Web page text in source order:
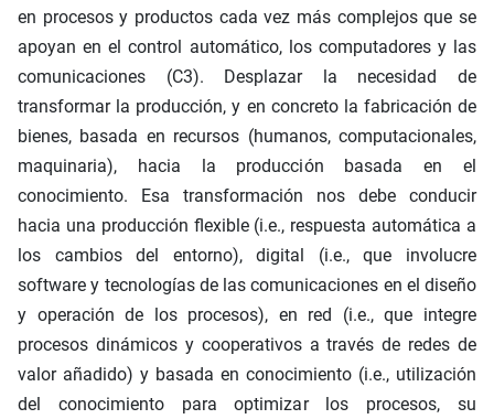
en procesos y productos cada vez más complejos que se
apoyan en el control automático, los computadores y las
comunicaciones (C3). Desplazar la necesidad de
transformar la producción, y en concreto la fabricación de
bienes, basada en recursos (humanos, computacionales,
maquinaria), hacia la producción basada en el
conocimiento. Esa transformación nos debe conducir
hacia una producción flexible (i.e., respuesta automática a
los cambios del entorno), digital (i.e., que involucre
software y tecnologías de las comunicaciones en el diseño
y operación de los procesos), en red (i.e., que integre
procesos dinámicos y cooperativos a través de redes de
valor añadido) y basada en conocimiento (i.e., utilización
del conocimiento para optimizar los procesos, su